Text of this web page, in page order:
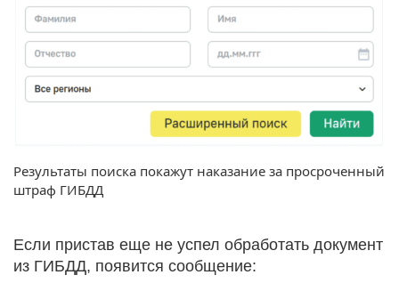
Результаты поиска покажут наказание за просроченный
штраф ГИБДД
Если пристав еще не успел обработать документ
из ГИБДД, появится сообщение: